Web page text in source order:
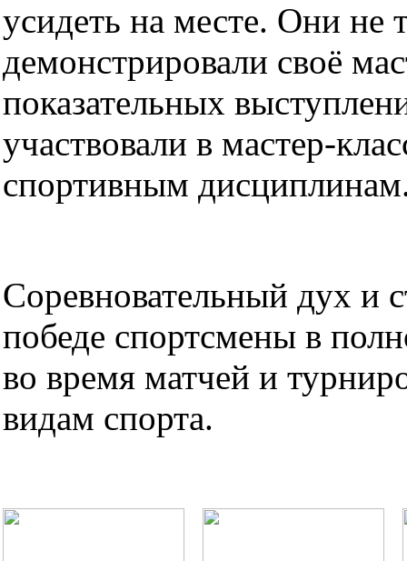
усидеть на месте. Они не
демонстрировали своё
показательных
участвовали в мастер-
спортивным
Соревновательный дух и
победе спортсмены в
во время матчей и
видам спорта.